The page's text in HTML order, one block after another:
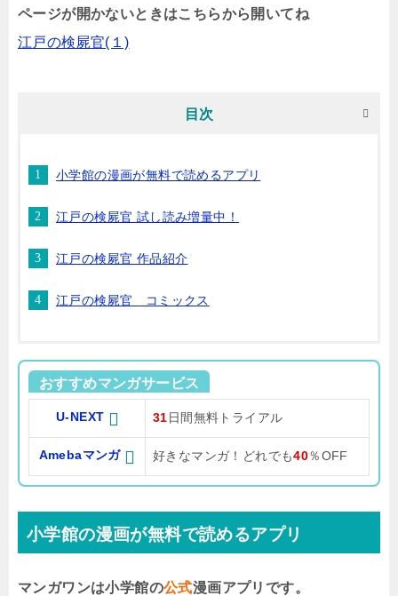
ページが開かないときはこちらから開いてね
江戸の検屍官(１)
目次
小学館の漫画が無料で読めるアプリ
江戸の検屍官 試し読み増量中！
江戸の検屍官 作品紹介
江戸の検屍官 コミックス
おすすめマンガサービス
U-NEXT 31 日間無料トライアル
Amebaマンガ 好きなマンガ！どれでも40％OFF
小学館の漫画が無料で読めるアプリ
マンガワンは小学館の公式漫画アプリです。